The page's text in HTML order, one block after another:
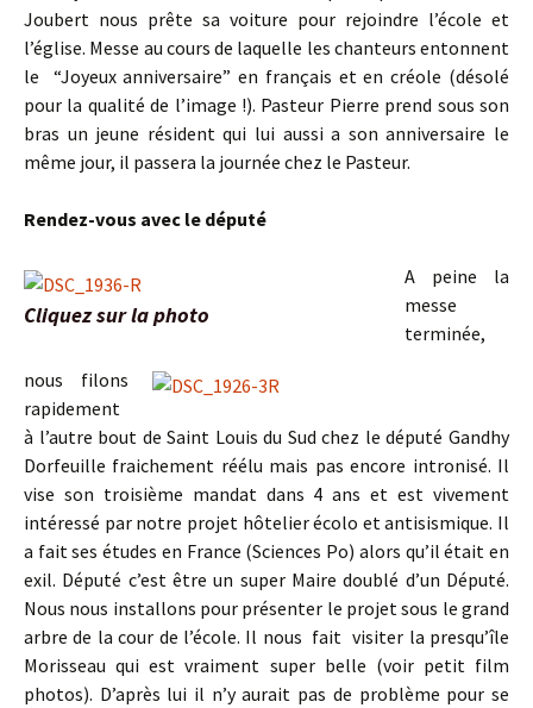
Joubert nous prête sa voiture pour rejoindre l’école et
l’église. Messe au cours de laquelle les chanteurs entonnent
le “Joyeux anniversaire” en français et en créole (désolé
pour la qualité de l’image !). Pasteur Pierre prend sous son
bras un jeune résident qui lui aussi a son anniversaire le
même jour, il passera la journée chez le Pasteur.
Rendez-vous avec le député
Cliquez sur la photo
A peine la
messe
terminée,
nous filons
rapidement
à l’autre bout de Saint Louis du Sud chez le député Gandhy
Dorfeuille fraichement réélu mais pas encore intronisé. Il
vise son troisième mandat dans 4 ans et est vivement
intéressé par notre projet hôtelier écolo et antisismique. Il
a fait ses études en France (Sciences Po) alors qu’il était en
exil. Député c’est être un super Maire doublé d’un Député.
Nous nous installons pour présenter le projet sous le grand
arbre de la cour de l’école. Il nous fait visiter la presqu’île
Morisseau qui est vraiment super belle (voir petit film
photos). D’après lui il n’y aurait pas de problème pour se